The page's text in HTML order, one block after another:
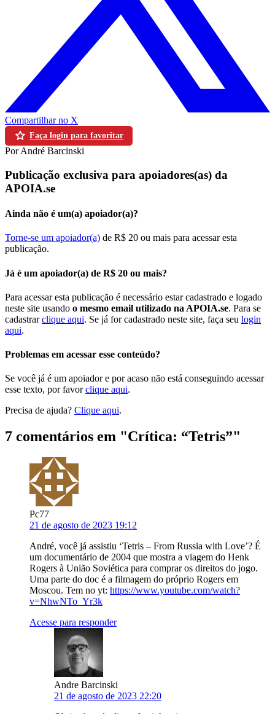
Compartilhar no X
Faça login para favoritar
Por André Barcinski
Publicação exclusiva para apoiadores(as) da
APOIA.se
Ainda não é um(a) apoiador(a)?
Torne-se um apoiador(a) de R$ 20 ou mais para acessar esta
publicação.
Já é um apoiador(a) de R$ 20 ou mais?
Para acessar esta publicação é necessário estar cadastrado e logado
neste site usando o mesmo email utilizado na APOIA.se. Para se
cadastrarclique aqui. Se já for cadastrado neste site, faça seu login
aqui.
Problemas em acessar esse conteúdo?
Se você já é um apoiador e por acaso não está conseguindo acessar
esse texto, por favorclique aqui.
Precisa de ajuda? Clique aqui.
7 comentários em "Crítica: “Tetris”"
Pc77
21 de agosto de 2023 19:12
André, você já assistiu ‘Tetris – From Russia with Love’? É
um documentário de 2004 que mostra a viagem do Henk
Rogers à União Soviética para comprar os direitos do jogo.
Uma parte do doc é a filmagem do próprio Rogers em
Moscou. Tem no yt: https://www.youtube.com/watch?
v=NhwNTo_Yr3k
Acesse para responder
Andre Barcinski
21 de agosto de 2023 22:20